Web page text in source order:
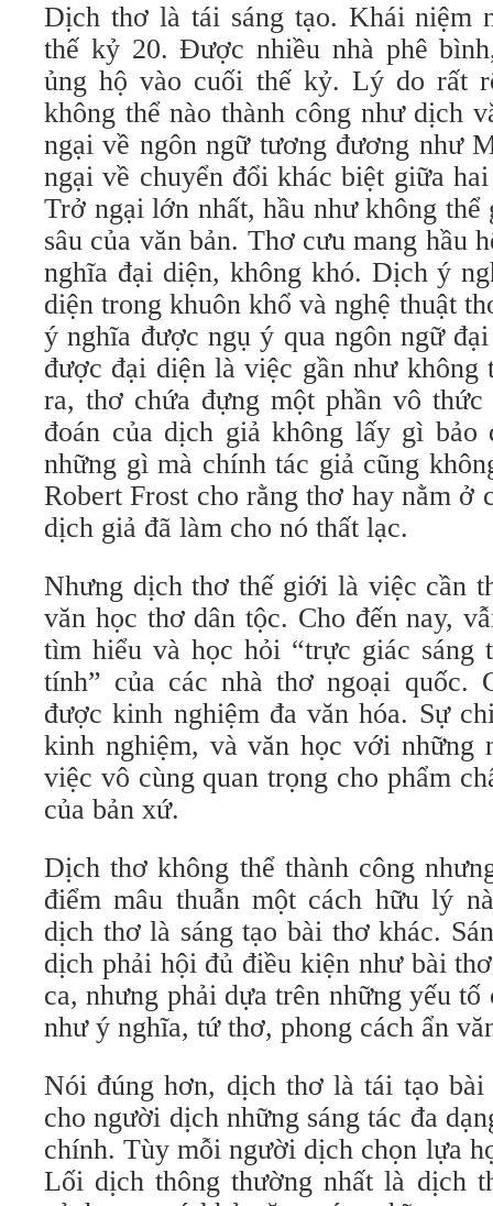
Dịch thơ là tái sáng tạo. Khái niệm
thế kỷ 20. Được nhiều nhà phê
ủng hộ vào cuối thế kỷ. Lý do rất
không thể nào thành công như dịch
ngại về ngôn ngữ tương đương như
ngại về chuyển đổi khác biệt giữa
Trở ngại lớn nhất, hầu như không
sâu của văn bản. Thơ cưu mang hầu
nghĩa đại diện, không khó. Dịch ý
diện trong khuôn khổ và nghệ thuật
ý nghĩa được ngụ ý qua ngôn ngữ
được đại diện là việc gần như không
ra, thơ chứa đựng một phần vô
đoán của dịch giả không lấy gì bảo
những gì mà chính tác giả cũng
Robert Frost cho rằng thơ hay nằm ở
dịch giả đã làm cho nó thất lạc.
Nhưng dịch thơ thế giới là việc cần
văn học thơ dân tộc. Cho đến nay,
tìm hiểu và học hỏi “trực giác sáng
tính” của các nhà thơ ngoại quốc.
được kinh nghiệm đa văn hóa. Sự
kinh nghiệm, và văn học với những
việc vô cùng quan trọng cho phẩm
của bản xứ.
Dịch thơ không thể thành công
điểm mâu thuẫn một cách hữu lý
dịch thơ là sáng tạo bài thơ khác.
dịch phải hội đủ điều kiện như bài
ca, nhưng phải dựa trên những yếu
như ý nghĩa, tứ thơ, phong cách ẩn
Nói đúng hơn, dịch thơ là tái tạo bài
cho người dịch những sáng tác đa
chính. Tùy mỗi người dịch chọn lựa
Lối dịch thông thường nhất là dịch